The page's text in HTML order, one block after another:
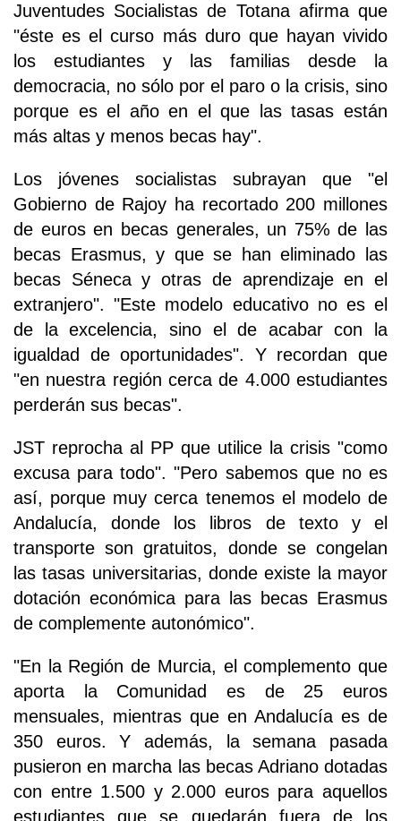
Juventudes Socialistas de Totana afirma que
"éste es el curso más duro que hayan vivido
los estudiantes y las familias desde la
democracia, no sólo por el paro o la crisis, sino
porque es el año en el que las tasas están
más altas y menos becas hay".
Los jóvenes socialistas subrayan que "el
Gobierno de Rajoy ha recortado 200 millones
de euros en becas generales, un 75% de las
becas Erasmus, y que se han eliminado las
becas Séneca y otras de aprendizaje en el
extranjero". "Este modelo educativo no es el
de la excelencia, sino el de acabar con la
igualdad de oportunidades". Y recordan que
"en nuestra región cerca de 4.000 estudiantes
perderán sus becas".
JST reprocha al PP que utilice la crisis "como
excusa para todo". "Pero sabemos que no es
así, porque muy cerca tenemos el modelo de
Andalucía, donde los libros de texto y el
transporte son gratuitos, donde se congelan
las tasas universitarias, donde existe la mayor
dotación económica para las becas Erasmus
de complemente autonómico".
"En la Región de Murcia, el complemento que
aporta la Comunidad es de 25 euros
mensuales, mientras que en Andalucía es de
350 euros. Y además, la semana pasada
pusieron en marcha las becas Adriano dotadas
con entre 1.500 y 2.000 euros para aquellos
estudiantes que se quedarán fuera de los